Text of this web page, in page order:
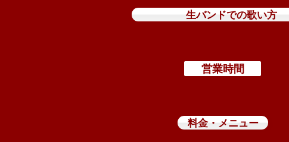
生バンドでの歌い方
営業時間
料金・メニュー